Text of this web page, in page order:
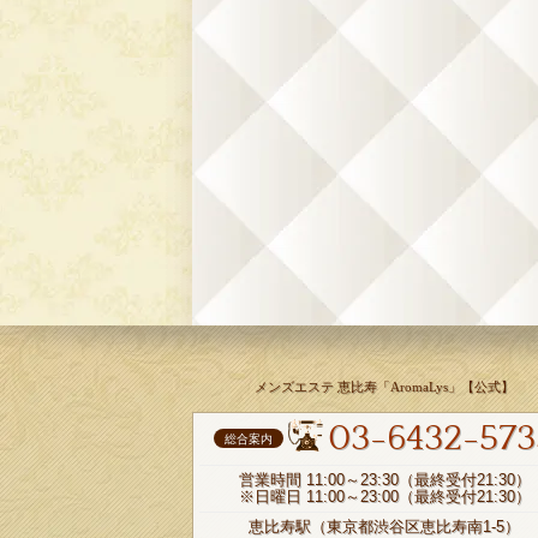
メンズエステ 恵比寿「AromaLys」【公式】
総合案内 03-6432-
営業時間 11:00～23:30（最終受付21:30）
※日曜日 11:00～23:00（最終受付21:30）
恵比寿駅（東京都渋谷区恵比寿南1-5）